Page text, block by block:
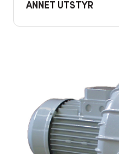
ANNET UTSTYR